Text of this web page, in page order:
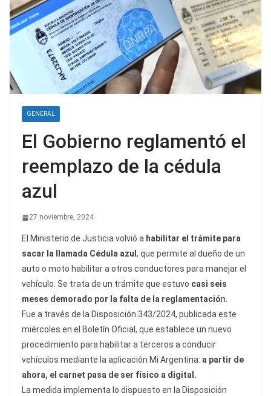
GENERAL
El Gobierno reglamentó el
reemplazo de la cédula
azul
27 noviembre, 2024
El Ministerio de Justicia volvió a habilitar el trámite para
sacar la llamada Cédula azul , que permite al dueño de un
auto o moto habilitar a otros conductores para manejar el
vehículo. Se trata de un trámite que estuvo casi seis
meses demorado por la falta de la reglamentación.
Fue a través de la Disposición 343/2024, publicada este
miércoles en el Boletín Oficial, que establece un nuevo
procedimiento para habilitar a terceros a conducir
vehículos mediante la aplicación Mi Argentina: a partir de
ahora, el carnet pasa de ser físico a digital.
La medida implementa lo dispuesto en la Disposición